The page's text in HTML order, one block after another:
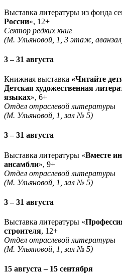
Выставка литературы из фонда
России», 12+
Сектор редких книг
(М. Ульяновой, 1, 3 этаж,
3 – 31 августа
Книжная выставка «Читайте
Детская художественная
языках», 6+
Отдел отраслевой литературы
(М. Ульяновой, 1, зал № 5)
3 – 31 августа
Выставка литературы «Вместе
ансамбли», 9+
Отдел отраслевой литературы
(М. Ульяновой, 1, зал № 5)
3 – 31 августа
Выставка литературы «
строителя, 12+
Отдел отраслевой литературы
(М. Ульяновой, 1, зал № 5)
15 августа – 15 сентября